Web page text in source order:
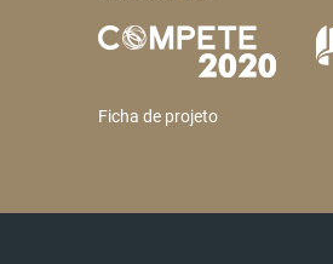
Ficha de projeto